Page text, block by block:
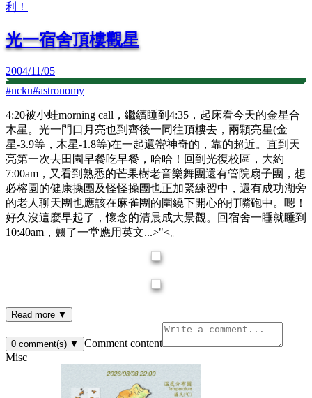
利！
光一宿舍頂樓觀星
2004/11/05
#ncku#astronomy
4:20被小蛙morning call，繼續睡到4:35，起床看今天的金星合
木星。光一門口月亮也到齊後一同往頂樓去，兩顆亮星(金
星-3.9等，木星-1.8等)在一起還蠻神奇的，靠的超近。直到天
亮第一次去田園早餐吃早餐，哈哈！回到光復校區，大約
7:00am，又看到熟悉的芒果樹老音樂舞團還有管院扇子團，想
必榕園的健康操團及怪怪操團也正加緊練習中，還有成功湖旁
的老人聊天團也應該在麻雀團的圍繞下開心的打嘴砲中。嗯！
好久沒這麼早起了，懷念的清晨成大景觀。回宿舍一睡就睡到
10:40am，翹了一堂應用英文...>"<。
Read more ▼
0 comment(s) ▼
Comment content
Misc